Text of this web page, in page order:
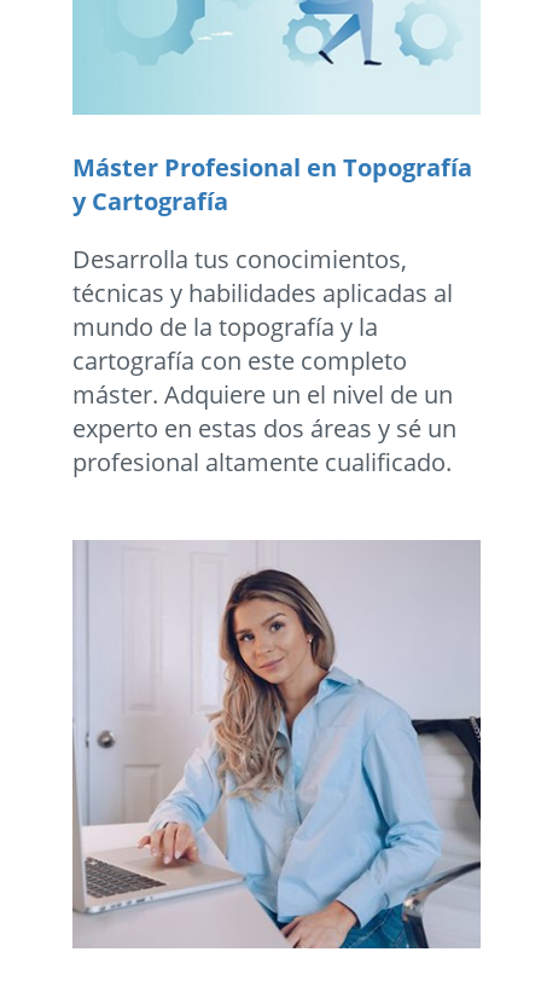
Máster Profesional en Topografía
y Cartografía
Desarrolla tus conocimientos,
técnicas y habilidades aplicadas al
mundo de la topografía y la
cartografía con este completo
máster. Adquiere un el nivel de un
experto en estas dos áreas y sé un
profesional altamente cualificado.